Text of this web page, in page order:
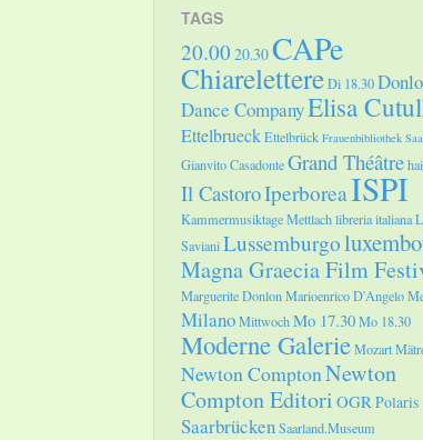
TAGS
20.00 20.30CAPe
ChiarelettereDi 18.30
Dance CompanyElisa
EttelbrueckEttelbrück Frauenbibliothek
Gianvito CasadonteGrand Théâtre
Il CastoroIperboreaISPI
Kammermusiktage Mettlachlibreria italiana
SavianiLussemburgo
Magna Graecia Film
Marguerite DonlonMarioenrico D'Angelo
MilanoMittwochMo 17.30Mo 18.30
Moderne GalerieMozart
Newton ComptonNewton
Compton Editori OGRPolaris
SaarbrückenSaarland.Museum